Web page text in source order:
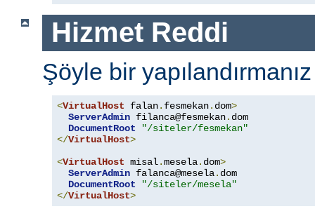
Hizmet Reddi
Şöyle bir
<VirtualHost falan. fesmekan. dom>
ServerAdmin filanca@fesmekan. dom
DocumentRoot
"/siteler/fesmekan"
</VirtualHost>
<VirtualHost misal.mesela. dom>
ServerAdmin falanca@mesela. dom
DocumentRoot
"/siteler/mesela"
</VirtualHost>